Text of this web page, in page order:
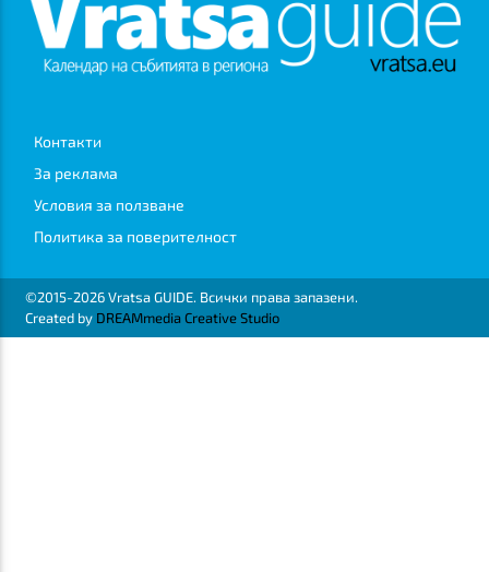
Контакти
За реклама
Условия за ползване
Политика за поверителност
©2015-2026 Vratsa GUIDE. Всички права запазени.
Created by DREAMmedia Creative Studio